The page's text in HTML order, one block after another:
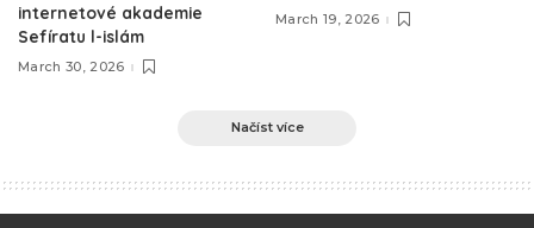
internetové akademie
Sefíratu l-islám
March 30, 2026
March 19, 2026
Načíst více